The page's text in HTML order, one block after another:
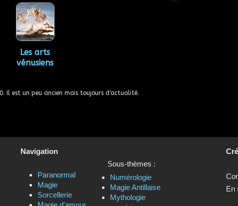
Les arts
vénusiens
. Il est un peu ancien mais toujours d'actualité.
Navigation
Sous-thèmes :
Paranormal
Magie
Sorcellerie
Numérologie
Magie Antillaise
Mythologie
En